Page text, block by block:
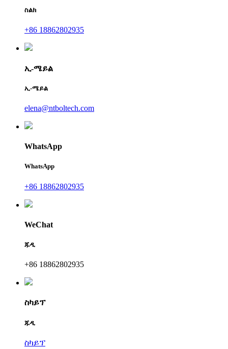
ስልክ
+86 18862802935
ኢ-ሜይል
ኢ-ሜይል
elena@ntboltech.com
WhatsApp
WhatsApp
+86 18862802935
WeChat
ጁዲ
+86 18862802935
ስካይፕ
ጁዲ
ስካይፕ